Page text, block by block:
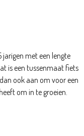
jarigen met een lengte
is een tussenmaat fiets
ook aan om voor een
om in te groeien.